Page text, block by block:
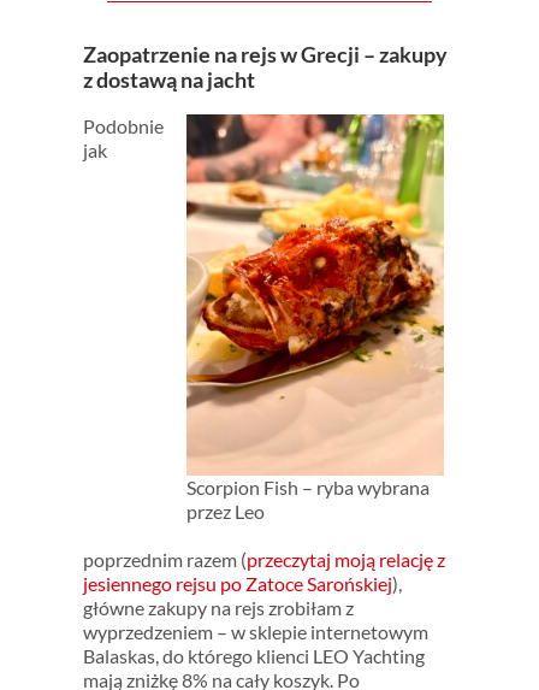
Zaopatrzenie na rejs w Grecji – zakupy
z dostawą na jacht
Scorpion Fish – ryba wybrana
przez Leo
Podobnie
jak
poprzednim razem (przeczytaj moją relację z
jesiennego rejsu po Zatoce Sarońskiej),
główne zakupy na rejs zrobiłam z
wyprzedzeniem – w sklepie internetowym
Balaskas, do którego klienci LEO Yachting
mają zniżkę 8% na cały koszyk. Po